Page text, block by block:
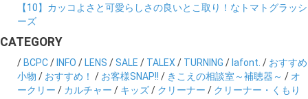
【10】カッコよさと可愛らしさの良いとこ取り！なトマトグラッシ
ーズ
CATEGORY
/ BCPC/ INFO / LENS /SALE / TALEX / TURNING / lafont. / おすすめ
小物 / おすすめ！ / お客様SNAP!! / きこえの相談室～補聴器～ / オ
ークリー / カルチャー / キッズ/ クリーナー / クリーナー・くもり